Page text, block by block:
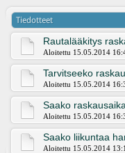
Tiedotteet
Rautalääkitys
Aloitettu 15.05.2014
Tarvitseeko
Aloitettu 15.05.2014
Saako
Aloitettu 15.05.2014
Saako liikuntaa
Aloitettu 15.05.2014